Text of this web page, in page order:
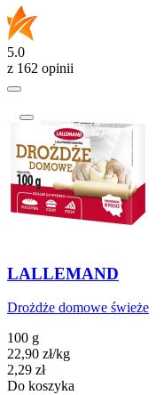
5.0
z 162 opinii
LALLEMAND
Drożdże domowe świeże
100 g
22,90 zł/kg
Cena
2,29 zł
Do koszyka